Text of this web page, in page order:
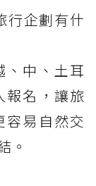
行企劃有什
、中、土耳
報名，讓旅
容易自然交
。